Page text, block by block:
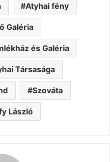
Atyhai fény
Galéria
és Galéria
Társasága
Szováta
László